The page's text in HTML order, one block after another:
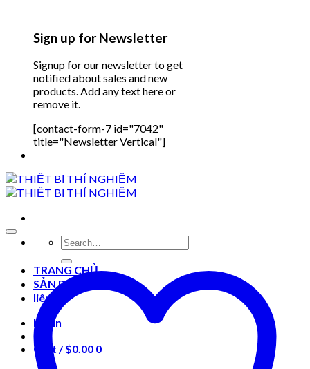
Sign up for Newsletter
Signup for our newsletter to get
notified about sales and new
products. Add any text here or
remove it.
[contact-form-7 id="7042"
title="Newsletter Vertical"]
Search
for:
TRANG CHỦ
SẢN PHẨM
liên hệ
Login
Cart /$0.00 0